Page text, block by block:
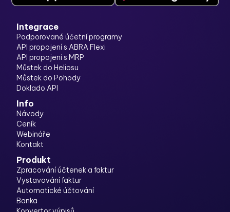
Integrace
Podporované účetní programy
API propojení s ABRA Flexi
API propojení s MRP
Můstek do Heliosu
Můstek do Pohody
Doklado API
Info
Návody
Ceník
Webináře
Kontakt
Produkt
Zpracování účtenek a faktur
Vystavování faktur
Automatické účtování
Banka